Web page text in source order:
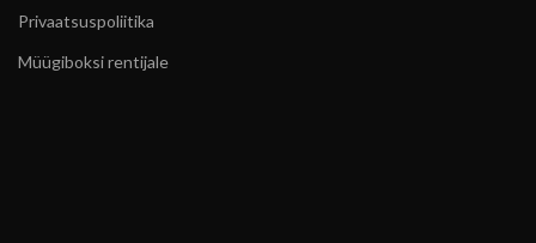
Privaatsuspoliitika
Müügiboksi rentijale